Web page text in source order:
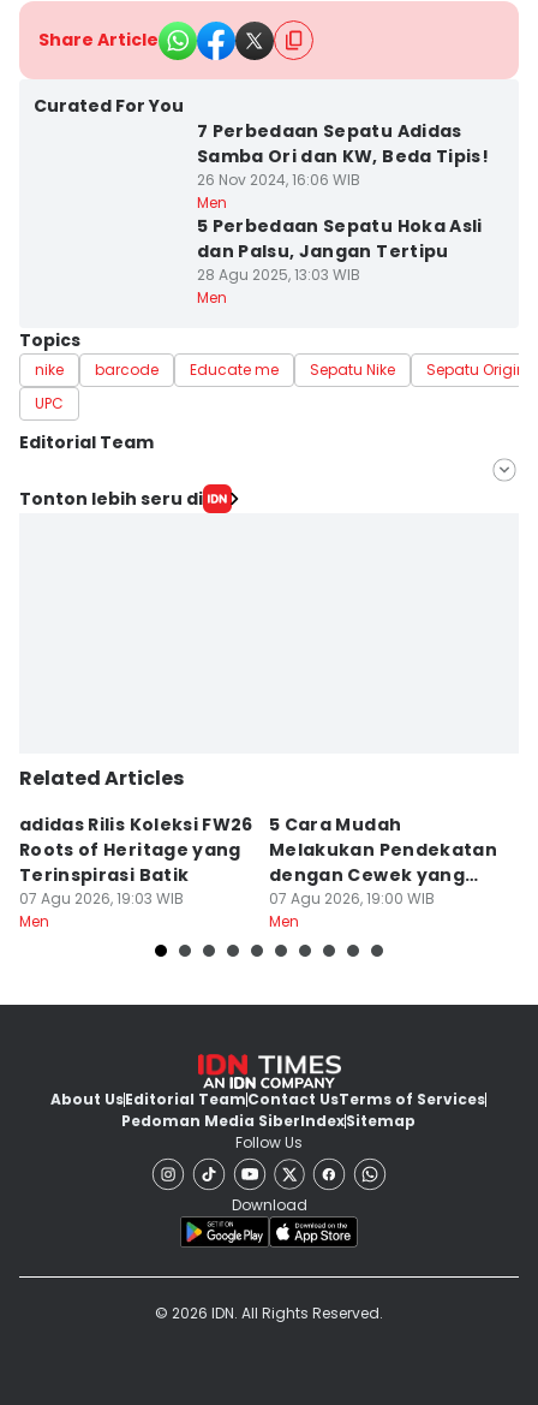
Share Article
Curated For You
7 Perbedaan Sepatu Adidas
Samba Ori dan KW, Beda Tipis!
26 Nov 2024, 16:06 WIB
Men
5 Perbedaan Sepatu Hoka Asli
dan Palsu, Jangan Tertipu
28 Agu 2025, 13:03 WIB
Men
Topics
nike barcode Educate me Sepatu Nike
Sepatu
UPC
Editorial Team
Editor
Tonton lebih seru di
Related Articles
adidas Rilis Koleksi FW26
Roots of Heritage yang
Terinspirasi Batik
07 Agu 2026, 19:03 WIB
Men
5 Cara Mudah
Melakukan Pendekatan
dengan Cewek yang
Selektif
07 Agu 2026, 19:00 WIB
Men
About UsEditorial TeamContact UsTerms of Services
Pedoman Media SiberIndexSitemap
Follow Us
Download
© 2026 IDN. All Rights Reserved.